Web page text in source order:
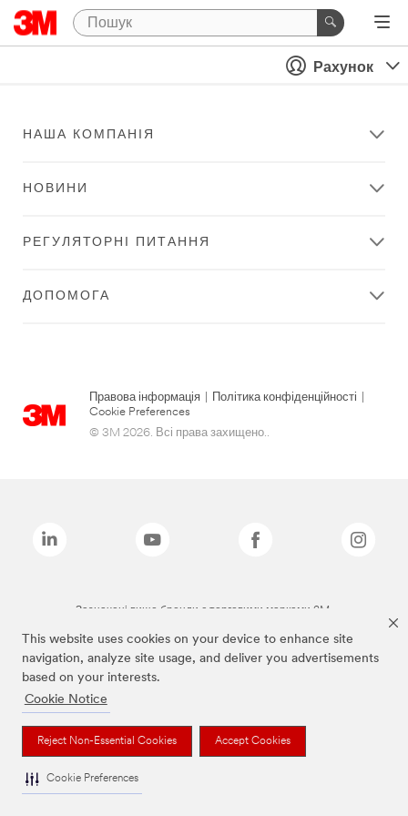
This website uses cookies on your device to enhance site
navigation, analyze site usage, and deliver you advertisements
based on your interests.
Cookie Notice
Reject Non-Essential Cookies Accept Cookies
Cookie Preferences
Рахунок
НАША КОМПАНІЯ
НОВИНИ
РЕГУЛЯТОРНІ ПИТАННЯ
ДОПОМОГА
Правова інформація Політика конфіденційності
Cookie Preferences
© 3M 2026. Всі права захищено..
Зазначені вище бренди є торговими марками 3M.